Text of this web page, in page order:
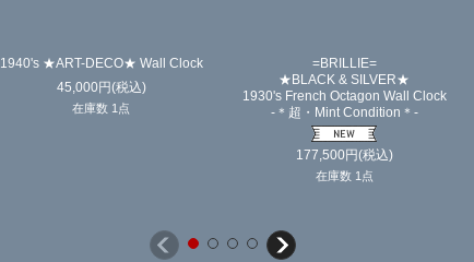
1940's ★ART-DECO★ Wall Clock
45,000円(税込)
在庫数 1点
=BRILLIE=
★BLACK & SILVER★
1930's French Octagon Wall Clock
-＊超・Mint Condition＊-
177,500円(税込)
在庫数 1点